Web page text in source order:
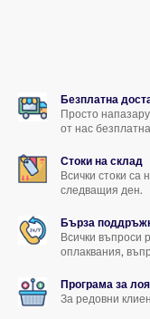
Безплатна
Просто
от нас
Стоки на склад
Всички стоки са
следващия ден.
Бърза
Всички въпроси
оплаквания,
Програма за
За редовни